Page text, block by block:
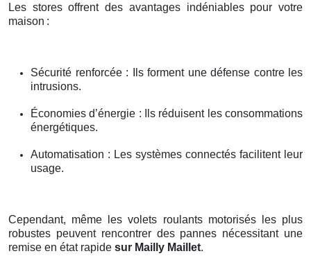
Les stores offrent des avantages indéniables pour votre
maison :
Sécurité renforcée : Ils forment une défense contre les
intrusions.
Économies d’énergie : Ils réduisent les consommations
énergétiques.
Automatisation : Les systèmes connectés facilitent leur
usage.
Cependant, même les volets roulants motorisés les plus
robustes peuvent rencontrer des pannes nécessitant une
remise en état rapide sur Mailly Maillet.